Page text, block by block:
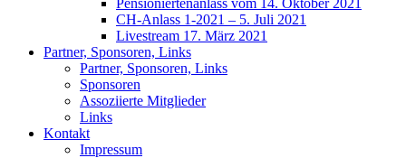
Pensioniertenanlass vom 14. Oktober 2021
CH-Anlass 1-2021 – 5. Juli 2021
Livestream 17. März 2021
Partner, Sponsoren, Links
Partner, Sponsoren, Links
Sponsoren
Assoziierte Mitglieder
Links
Kontakt
Impressum